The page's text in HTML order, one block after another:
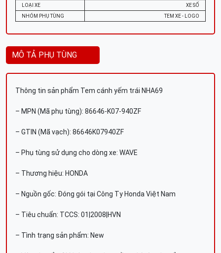
LOẠI XE
XE SỐ
NHÓM PHỤ TÙNG
TEM XE - LOGO
MÔ TẢ PHỤ TÙNG
Thông tin sản phẩm Tem cánh yếm trái NHA69
– MPN (Mã phụ tùng): 86646-K07-940ZF
– GTIN (Mã vạch): 86646K07940ZF
– Phụ tùng sử dụng cho dòng xe: WAVE
– Thương hiệu: HONDA
– Nguồn gốc: Đóng gói tại Công Ty Honda Việt Nam
– Tiêu chuẩn: TCCS: 01|2008|HVN
– Tình trạng sản phẩm: New